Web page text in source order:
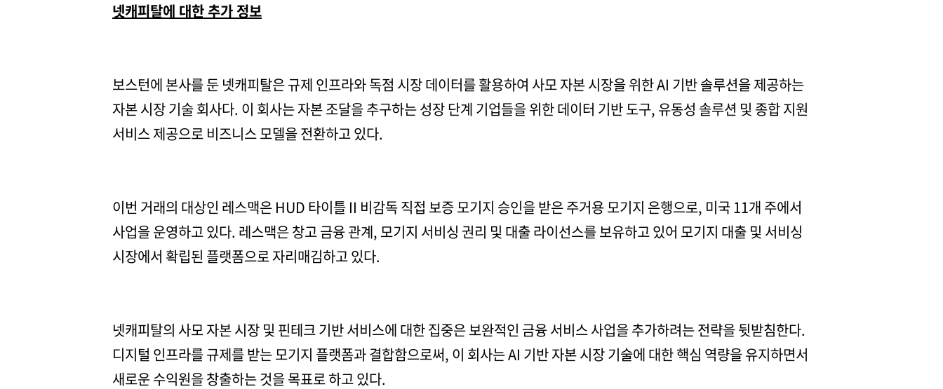
넷캐피탈에 대한 추가 정보
보스턴에 본사를 둔 넷캐피탈은 규제 인프라와 독점 시장 데이터를 활용하여 사모 자본 시장을 위한 AI 기반 솔루션을 제공하는
자본 시장 기술 회사다. 이 회사는 자본 조달을 추구하는 성장 단계 기업들을 위한 데이터 기반 도구, 유동성 솔루션 및 종합 지원
서비스 제공으로 비즈니스 모델을 전환하고 있다.
이번 거래의 대상인 레스맥은 HUD 타이틀 II 비감독 직접 보증 모기지 승인을 받은 주거용 모기지 은행으로, 미국 11개 주에서
사업을 운영하고 있다. 레스맥은 창고 금융 관계, 모기지 서비싱 권리 및 대출 라이선스를 보유하고 있어 모기지 대출 및 서비싱
시장에서 확립된 플랫폼으로 자리매김하고 있다.
넷캐피탈의 사모 자본 시장 및 핀테크 기반 서비스에 대한 집중은 보완적인 금융 서비스 사업을 추가하려는 전략을 뒷받침한다.
디지털 인프라를 규제를 받는 모기지 플랫폼과 결합함으로써, 이 회사는 AI 기반 자본 시장 기술에 대한 핵심 역량을 유지하면서
새로운 수익원을 창출하는 것을 목표로 하고 있다.